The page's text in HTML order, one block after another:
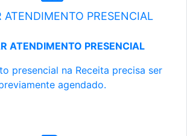
ATENDIMENTO PRESENCIAL
ATENDIMENTO PRESENCIAL
presencial na Receita precisa ser
agendado.